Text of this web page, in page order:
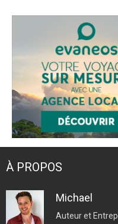
À PROPOS
Michael
Auteur et